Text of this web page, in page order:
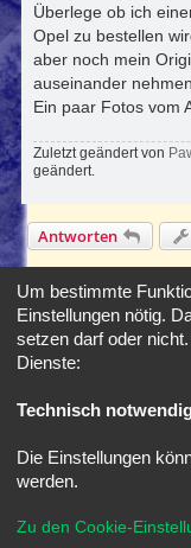
Überlege ob ich
Opel zu bestellen
aber noch mein
auseinander
Ein paar Fotos vom
Zuletzt geändert von
geändert.
Antworten
*
Um bestimmte
Einstellungen nötig.
setzen darf oder
Dienste:
Technisch
Die Einstellungen
werden.
Zu den Cookie-